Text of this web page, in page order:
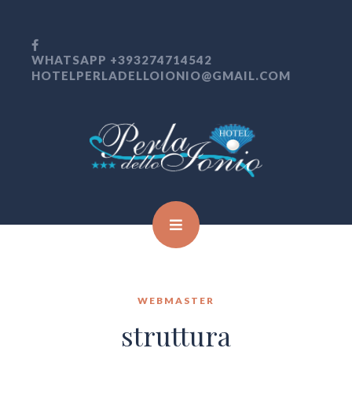
WHATSAPP +393274714542
HOTELPERLADELLOIONIO@GMAIL.COM
WEBMASTER
struttura